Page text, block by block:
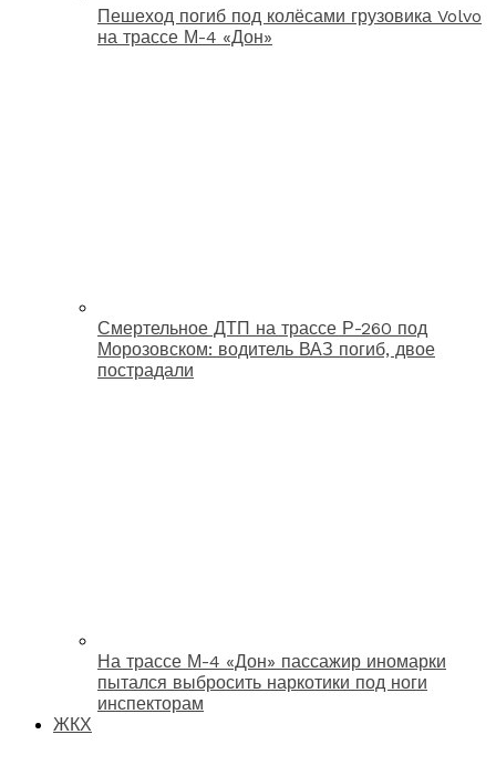
Пешеход погиб под колёсами грузовика Volvo
на трассе М-4 «Дон»
Смертельное ДТП на трассе Р-260 под
Морозовском: водитель ВАЗ погиб, двое
пострадали
На трассе М-4 «Дон» пассажир иномарки
пытался выбросить наркотики под ноги
инспекторам
ЖКХ